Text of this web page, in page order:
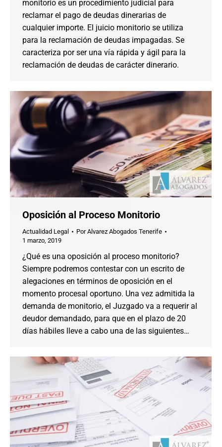
monitorio es un procedimiento judicial para
reclamar el pago de deudas dinerarias de
cualquier importe. El juicio monitorio se utiliza
para la reclamación de deudas impagadas. Se
caracteriza por ser una vía rápida y ágil para la
reclamación de deudas de carácter dinerario.
Oposición al Proceso Monitorio
Actualidad Legal PorAlvarez Abogados Tenerife
1 marzo, 2019
¿Qué es una oposición al proceso monitorio?
Siempre podremos contestar con un escrito de
alegaciones en términos de oposición en el
momento procesal oportuno. Una vez admitida la
demanda de monitorio, el Juzgado va a requerir al
deudor demandado, para que en el plazo de 20
días hábiles lleve a cabo una de las siguientes…